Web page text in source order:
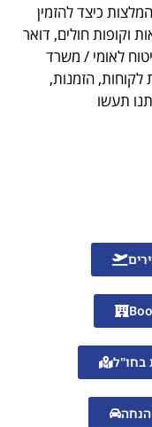
כיצד להזמין
וקופות חולים, דואר
לאומי / משרד
לקוחות, הזמנות,
תעשו
בחו"ל